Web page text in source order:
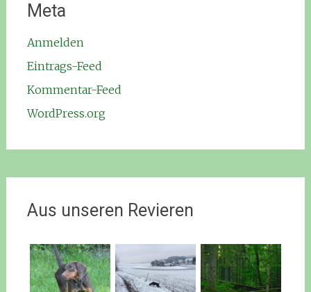
Meta
Anmelden
Eintrags-Feed
Kommentar-Feed
WordPress.org
Aus unseren Revieren